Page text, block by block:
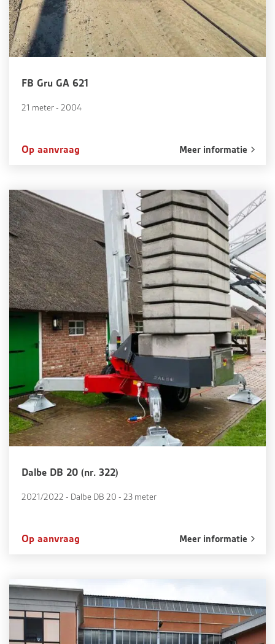
FB Gru GA 621
21 meter - 2004
Op aanvraag Meer informatie
Dalbe DB 20 (nr. 322)
2021/2022 - Dalbe DB 20 - 23 meter
Op aanvraag Meer informatie